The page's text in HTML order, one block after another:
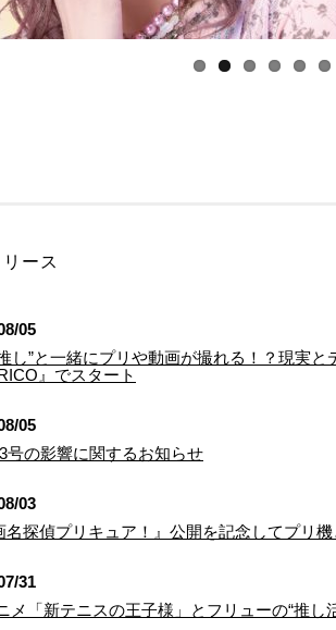
リース
05
し”と一緒にプリや動画が撮れる！？現実
』でスタート
05
号の影響に関するお知らせ
03
名探偵プリキュア！』公開を記念してプリ
31
メ「新テニスの王子様」とフリューの“推